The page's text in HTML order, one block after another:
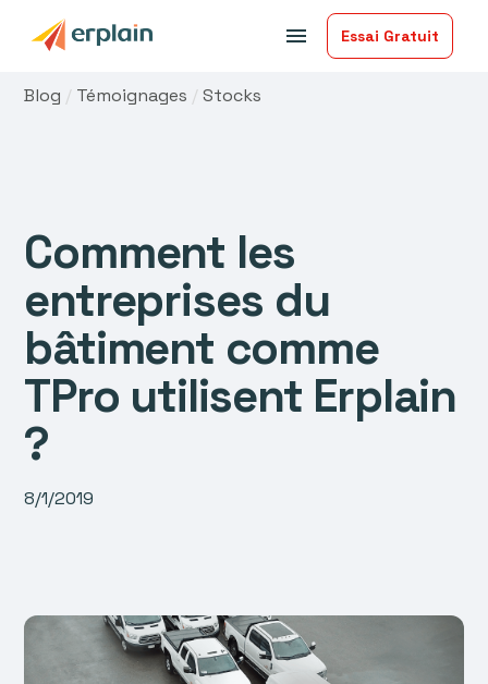
menu Essai Gratuit
Blog / Témoignages /Stocks
Comment les
entreprises du
bâtiment comme
TPro utilisent Erplain
?
8/1/2019